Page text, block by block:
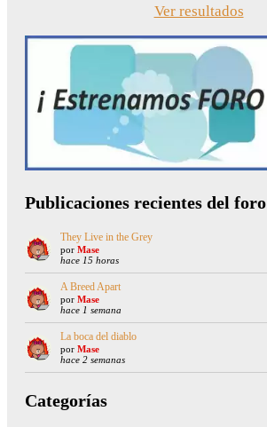
Ver resultados
Publicaciones recientes del foro
They Live in the Grey
por Mase
hace 15 horas
A Breed Apart
por Mase
hace 1 semana
La boca del diablo
por Mase
hace 2 semanas
Categorías